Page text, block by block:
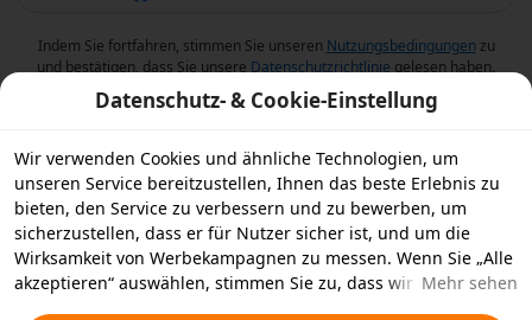
Indem Sie fortfahren, stimmen Sie unseren Nutzungsbedingungen zu
und bestätigen, dass Sie unsere Datenschutzrichtlinie gelesen haben.
Datenschutz- & Cookie-Einstellung
Wir verwenden Cookies und ähnliche Technologien, um
unseren Service bereitzustellen, Ihnen das beste Erlebnis zu
bieten, den Service zu verbessern und zu bewerben, um
sicherzustellen, dass er für Nutzer sicher ist, und um die
Wirksamkeit von Werbekampagnen zu messen. Wenn Sie „Alle
akzeptieren“ auswählen, stimmen Sie zu, dass wir und die
Mehr sehen